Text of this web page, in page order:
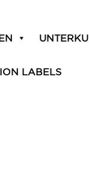
LABELS